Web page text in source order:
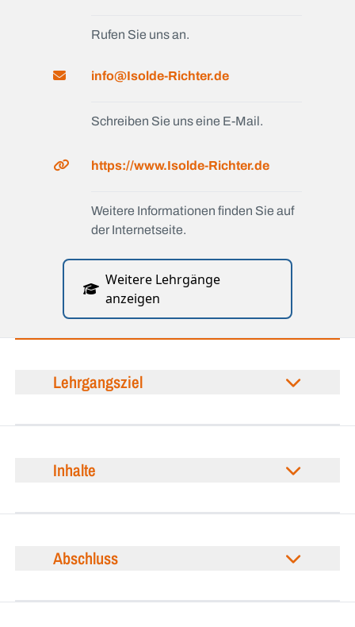
Rufen Sie uns an.
info@Isolde-Richter.de
Schreiben Sie uns eine E-Mail.
https://www.Isolde-Richter.de
Weitere Informationen finden Sie auf
der Internetseite.
Weitere Lehrgänge
anzeigen
Lehrgangsziel
Inhalte
Abschluss